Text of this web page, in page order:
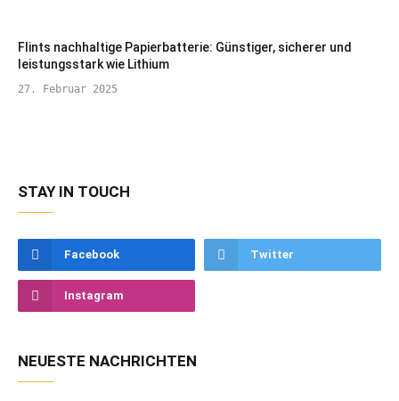
Flints nachhaltige Papierbatterie: Günstiger, sicherer und
leistungsstark wie Lithium
27. Februar 2025
STAY IN TOUCH
Facebook Twitter
Instagram
NEUESTE NACHRICHTEN